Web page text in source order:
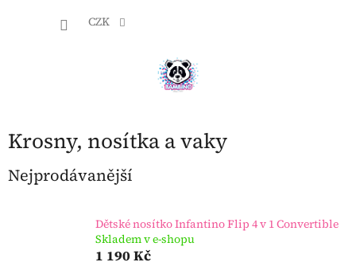
CZK
Krosny, nosítka a vaky
Nejprodávanější
Dětské nosítko Infantino Flip 4 v 1 Convertible
Skladem v e-shopu
1 190 Kč